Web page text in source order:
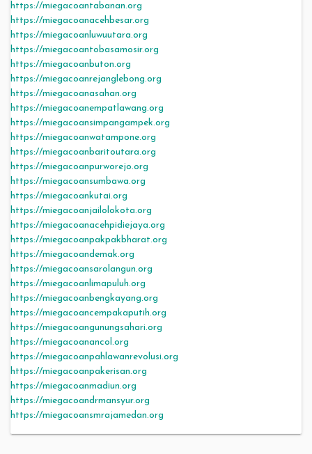
https://miegacoantabanan.org
https://miegacoanacehbesar.org
https://miegacoanluwuutara.org
https://miegacoantobasamosir.org
https://miegacoanbuton.org
https://miegacoanrejanglebong.org
https://miegacoanasahan.org
https://miegacoanempatlawang.org
https://miegacoansimpangampek.org
https://miegacoanwatampone.org
https://miegacoanbaritoutara.org
https://miegacoanpurworejo.org
https://miegacoansumbawa.org
https://miegacoankutai.org
https://miegacoanjailolokota.org
https://miegacoanacehpidiejaya.org
https://miegacoanpakpakbharat.org
https://miegacoandemak.org
https://miegacoansarolangun.org
https://miegacoanlimapuluh.org
https://miegacoanbengkayang.org
https://miegacoancempakaputih.org
https://miegacoangunungsahari.org
https://miegacoanancol.org
https://miegacoanpahlawanrevolusi.org
https://miegacoanpakerisan.org
https://miegacoanmadiun.org
https://miegacoandrmansyur.org
https://miegacoansmrajamedan.org